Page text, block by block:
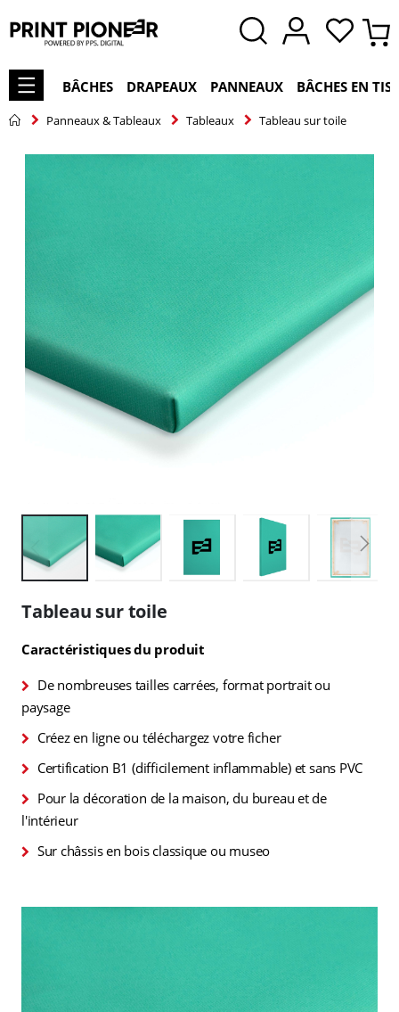
BÂCHES DRAPEAUX PANNEAUX BÂCHES EN
Panneaux & Tableaux Tableaux Tableau sur toile
Skip
to
the
of
images
Tableau sur toile
Caractéristiques du produit
De nombreuses tailles carrées, format portrait ou
paysage
Créez en ligne ou téléchargez votre ficher
Certification B1 (difficilement inflammable) et sans PVC
Pour la décoration de la maison, du bureau et de
l'intérieur
Sur châssis en bois classique ou museo